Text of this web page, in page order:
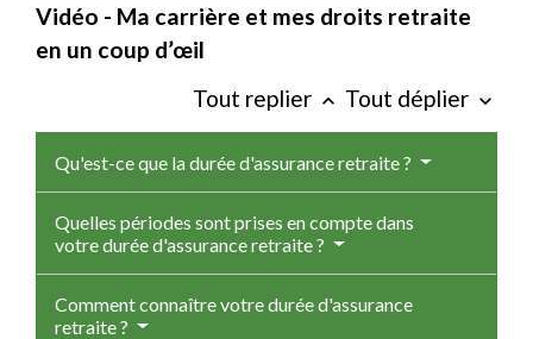
Vidéo - Ma carrière et mes droits retraite
en un coup d’œil
Tout replier keyboard_arrow_up Tout déplier keyboard_arrow_down
Qu'est-ce que la durée d'assurance retraite ?
Quelles périodes sont prises en compte dans
votre durée d'assurance retraite ?
Comment connaître votre durée d'assurance
retraite ?